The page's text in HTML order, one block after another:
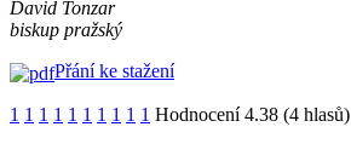
David Tonzar
biskup pražský
Přání ke stažení
1 1 1 1 1 1 1 1 1 1 Hodnocení 4.38 (4 hlasů)